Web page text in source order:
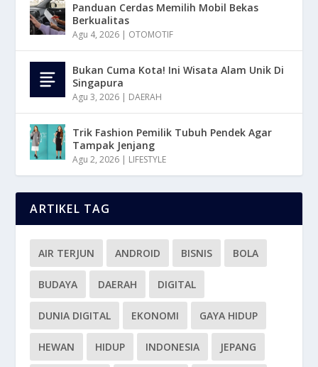
Panduan Cerdas Memilih Mobil Bekas
Berkualitas
Agu 4, 2026 | OTOMOTIF
Bukan Cuma Kota! Ini Wisata Alam Unik Di
Singapura
Agu 3, 2026 | DAERAH
Trik Fashion Pemilik Tubuh Pendek Agar
Tampak Jenjang
Agu 2, 2026 | LIFESTYLE
ARTIKEL TAG
AIR TERJUN ANDROID BISNIS BOLA
BUDAYA DAERAH DIGITAL
DUNIA DIGITAL EKONOMI GAYA HIDUP
HEWAN HIDUP INDONESIA JEPANG